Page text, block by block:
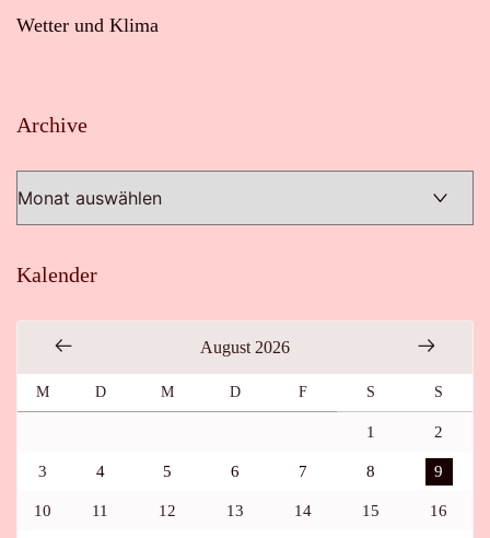
Wetter und Klima
Archive
Kalender
August 2026
M D M D F S S
1 2
3 4 5 6 7 8 9
10 11 12 13 14 15 16